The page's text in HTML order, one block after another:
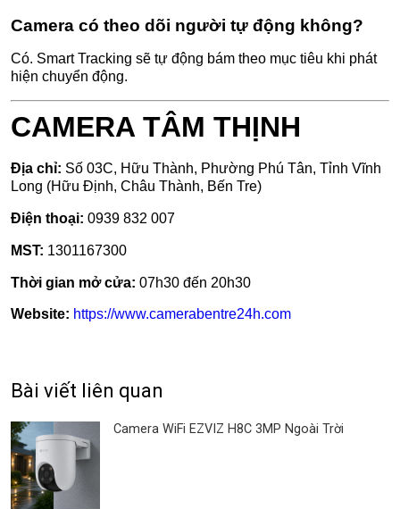
Camera có theo dõi người tự động không?
Có. Smart Tracking sẽ tự động bám theo mục tiêu khi phát
hiện chuyển động.
CAMERA TÂM THỊNH
Địa chỉ: Số 03C, Hữu Thành, Phường Phú Tân, Tỉnh Vĩnh
Long (Hữu Định, Châu Thành, Bến Tre)
Điện thoại: 0939 832 007
MST: 1301167300
Thời gian mở cửa: 07h30 đến 20h30
Website: https://www.camerabentre24h.com
Bài viết liên quan
Camera WiFi EZVIZ H8C 3MP Ngoài Trời